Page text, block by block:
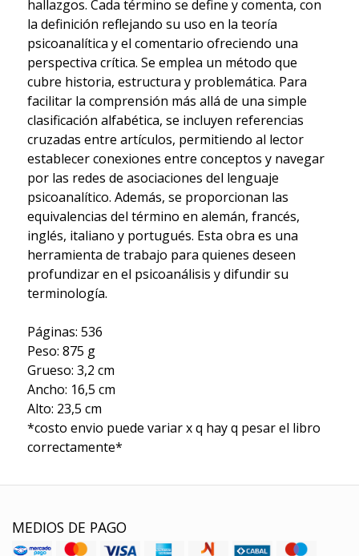
hallazgos. Cada término se define y comenta, con
la definición reflejando su uso en la teoría
psicoanalítica y el comentario ofreciendo una
perspectiva crítica. Se emplea un método que
cubre historia, estructura y problemática. Para
facilitar la comprensión más allá de una simple
clasificación alfabética, se incluyen referencias
cruzadas entre artículos, permitiendo al lector
establecer conexiones entre conceptos y navegar
por las redes de asociaciones del lenguaje
psicoanalítico. Además, se proporcionan las
equivalencias del término en alemán, francés,
inglés, italiano y portugués. Esta obra es una
herramienta de trabajo para quienes deseen
profundizar en el psicoanálisis y difundir su
terminología.
Páginas: 536
Peso: 875 g
Grueso: 3,2 cm
Ancho: 16,5 cm
Alto: 23,5 cm
*costo envio puede variar x q hay q pesar el libro
correctamente*
MEDIOS DE PAGO